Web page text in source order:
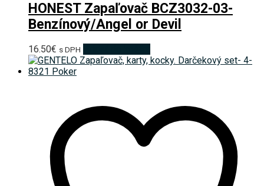
HONEST Zapaľovač BCZ3032-03-
Benzínový/Angel or Devil
16.50€ s DPH